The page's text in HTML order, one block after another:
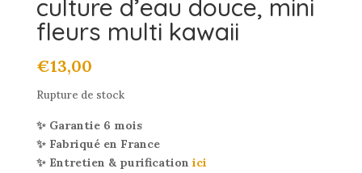
culture d’eau douce, mini
fleurs multi kawaii
€13,00
Rupture de stock
✨ Garantie 6 mois
✨ Fabriqué en France
✨ Entretien & purification ici